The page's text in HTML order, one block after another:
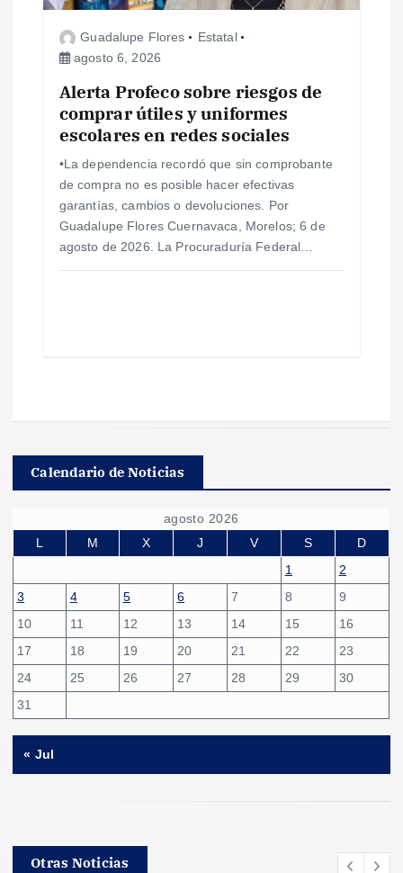
Guadalupe Flores
Estatal
agosto 6, 2026
Alerta Profeco sobre riesgos de
comprar útiles y uniformes
escolares en redes sociales
•La dependencia recordó que sin comprobante
de compra no es posible hacer efectivas
garantías, cambios o devoluciones. Por
Guadalupe Flores Cuernavaca, Morelos; 6 de
agosto de 2026. La Procuraduría Federal…
Calendario de Noticias
agosto 2026
L
M X J V S
D
1
2
3
4 5 6 7 8
9
10
11 12 13 14 15
16
17
18 19 20 21 22
23
24
25 26 27 28 29
30
31
« Jul
Otras Noticias